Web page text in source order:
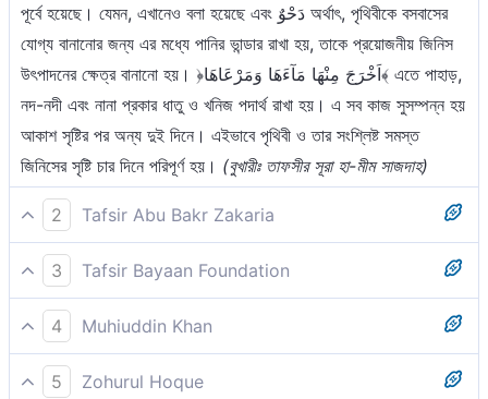
পূর্বে হয়েছে। যেমন, এখানেও বলা হয়েছে এবং دَحْوٌ অর্থাৎ, পৃথিবীকে বসবাসের
যোগ্য বানানোর জন্য এর মধ্যে পানির ভান্ডার রাখা হয়, তাকে প্রয়োজনীয় জিনিস
উৎপাদনের ক্ষেত্র বানানো হয়। ﴿اَخْرَجَ مِنْهَا مَآءَهَا وَمَرْعَاهَا﴾ এতে পাহাড়,
নদ-নদী এবং নানা প্রকার ধাতু ও খনিজ পদার্থ রাখা হয়। এ সব কাজ সুসম্পন্ন হয়
আকাশ সৃষ্টির পর অন্য দুই দিনে। এইভাবে পৃথিবী ও তার সংশ্লিষ্ট সমস্ত
জিনিসের সৃষ্টি চার দিনে পরিপূর্ণ হয়। (বুখারীঃ তাফসীর সূরা হা-মীম সাজদাহ)
2 Tafsir Abu Bakr Zakaria
বলুন, তোমরা কি তাঁর সাথেই কুফরী করবে যিনি যমীন সৃষ্টি করেছেন [১] দু'দিনে
এবং তোমরা কি তাঁর সমকক্ষ তৈরী করছ? তিনি সৃষ্টিকুলের রব!
[১] আলোচ্য আয়াতে মুশরিকদেরকে তাদের শিরক ও কুফরের কারণে এক সাবলীল
ভঙ্গিতে হুশিয়ার করা উদ্দেশ্য। এতে আল্লাহ তা'আলার সৃষ্টিগুণ তথা বিরাটকায়
3 Tafsir Bayaan Foundation
বল, ‘তোমরা কি তাঁকে অস্বীকার করবে যিনি দু’দিনে যমীন সৃষ্টি করেছেন? আর
তোমরা কি তাঁর সমকক্ষ বানাতে চাচ্ছ? তিনিই সৃষ্টিকুলের রব’।
4 Muhiuddin Khan
বলুন, তোমরা কি সে সত্তাকে অস্বীকার কর যিনি পৃথিবী সৃষ্টি করেছেন দু’দিনে এবং
5 Zohurul Hoque